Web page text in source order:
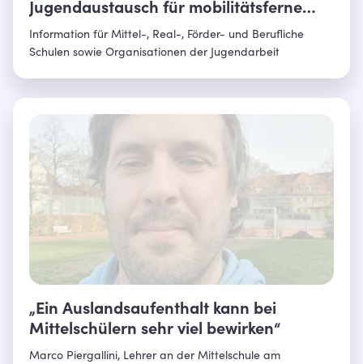
Jugendaustausch für mobilitätsferne
Jugendliche
Information für Mittel-, Real-, Förder- und Berufliche
Schulen sowie Organisationen der Jugendarbeit
„Ein Auslandsaufenthalt kann bei
Mittelschülern sehr viel bewirken“
Marco Piergallini, Lehrer an der Mittelschule am